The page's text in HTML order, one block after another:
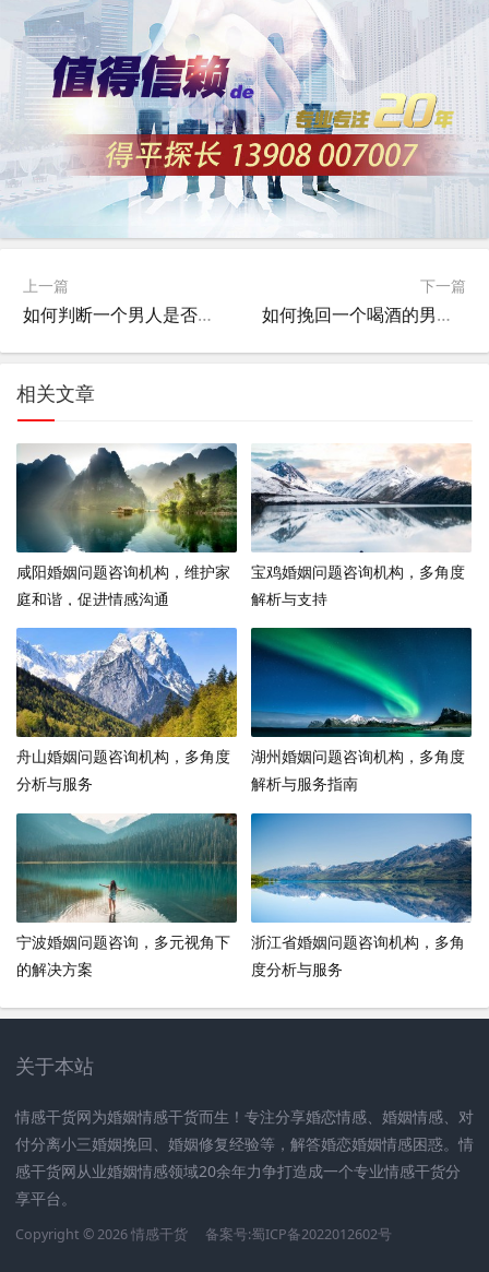
上一篇
如何判断一个男人是否值得挽回，多角度分析
下一篇
如何挽回一个喝酒的男人的心，多角度分析与建议
相关文章
咸阳婚姻问题咨询机构，维护家
庭和谐，促进情感沟通
宝鸡婚姻问题咨询机构，多角度
解析与支持
舟山婚姻问题咨询机构，多角度
分析与服务
湖州婚姻问题咨询机构，多角度
解析与服务指南
宁波婚姻问题咨询，多元视角下
的解决方案
浙江省婚姻问题咨询机构，多角
度分析与服务
关于本站
情感干货网为婚姻情感干货而生！专注分享婚恋情感、婚姻情感、对
付分离小三婚姻挽回、婚姻修复经验等，解答婚恋婚姻情感困惑。情
感干货网从业婚姻情感领域20余年力争打造成一个专业情感干货分
享平台。
Copyright © 2026 情感干货 备案号:蜀ICP备2022012602号